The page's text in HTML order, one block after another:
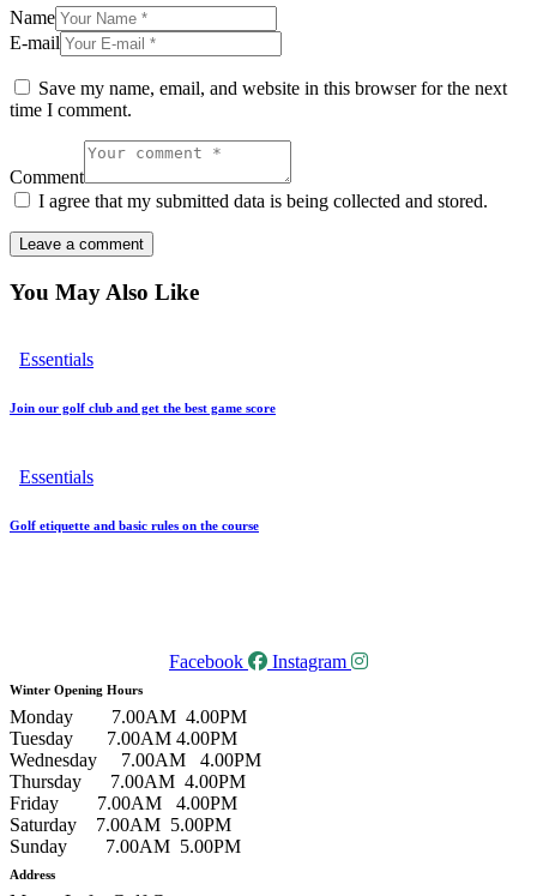
Name
E-mail
Save my name, email, and website in this browser for the next
time I comment.
Comment
I agree that my submitted data is being collected and stored.
You May Also Like
Essentials
Join our golf club and get the best game score
Essentials
Golf etiquette and basic rules on the course
Facebook Instagram
Winter Opening Hours
Monday 7.00AM 4.00PM
Tuesday 7.00AM 4.00PM
Wednesday 7.00AM 4.00PM
Thursday 7.00AM 4.00PM
Friday 7.00AM 4.00PM
Saturday 7.00AM 5.00PM
Sunday 7.00AM 5.00PM
Address